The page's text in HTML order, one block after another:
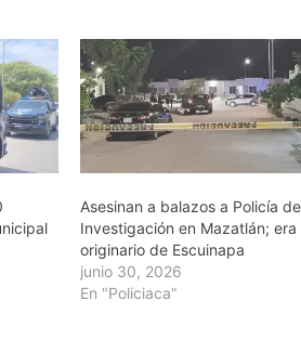
Asesinan a balazos a Policía de
Investigación en Mazatlán; era
originario de Escuinapa
junio 30, 2026
En "Policiaca"